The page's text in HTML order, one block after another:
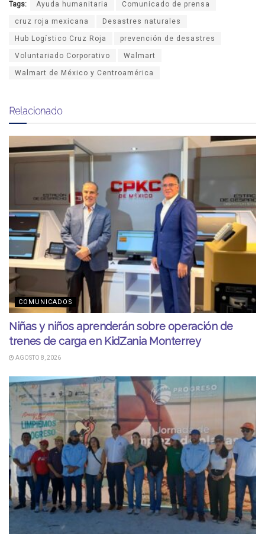
Tags: Ayuda humanitaria Comunicado de prensa
cruz roja mexicana Desastres naturales
Hub Logístico Cruz Roja prevención de desastres
Voluntariado Corporativo Walmart
Walmart de México y Centroamérica
Relacionado
COMUNICADOS
Niñas y niños aprenderán sobre operación de
trenes de carga en KidZania Monterrey
AGOSTO 8, 2026